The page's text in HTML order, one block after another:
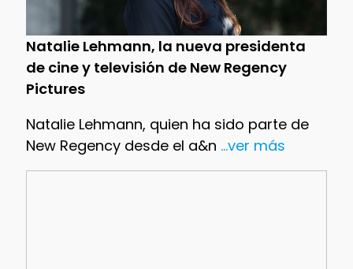
Natalie Lehmann, la nueva presidenta
de cine y televisión de New Regency
Pictures
Natalie Lehmann, quien ha sido parte de
New Regency desde el a&n ...ver más